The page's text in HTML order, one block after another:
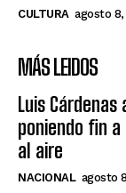
CULTURA agosto
MÁS LEIDOS
Luis
poniendo fin
al aire
NACIONAL agosto